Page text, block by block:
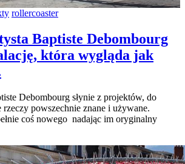
rollercoaster
Baptiste Debombourg
która wygląda jak
Debombourg słynie z projektów, do
powszechnie znane i używane.
coś nowego nadając im oryginalny